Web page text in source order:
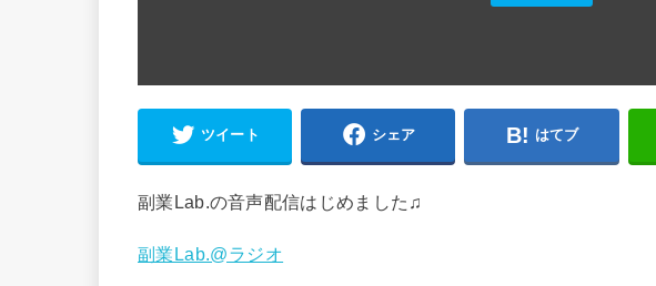
ツイート シェア はてブ
副業Lab.の音声配信はじめました♫
副業Lab.@ラジオ